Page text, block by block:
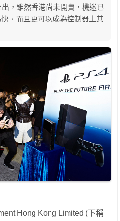
出，雖然香港尚未開賣，機迷已
，而且更可以成為控制器上其
Hong Kong Limited (下稱